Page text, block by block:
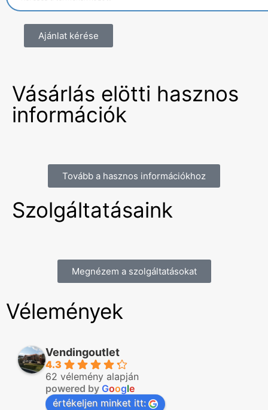
Ajánlat kérése
Vásárlás elötti hasznos
információk
Tovább a hasznos információkhoz
Szolgáltatásaink
Megnézem a szolgáltatásokat
Vélemények
Vendingoutlet
4.3
62 vélemény alapján
powered by Google
értékeljen minket itt: